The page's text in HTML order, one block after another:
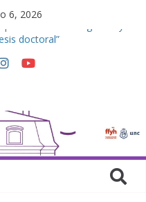
6, 2026
proceso de investigación y
doctoral”
“Nivel 1”
juzgar, sentir”
no clásicas desde